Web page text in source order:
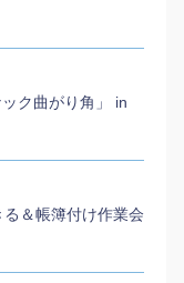
ク曲がり角」 in
＆帳簿付け作業会